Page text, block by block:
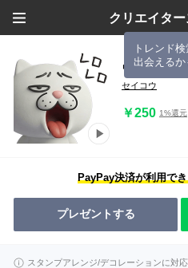
クリエイタ
トレンド
出会えるか
ウザ～～い
セイコウ
￥250 1%還元
PayPay決済が利用で
プレゼントする
スタンプアレンジ/デコレーションに対応